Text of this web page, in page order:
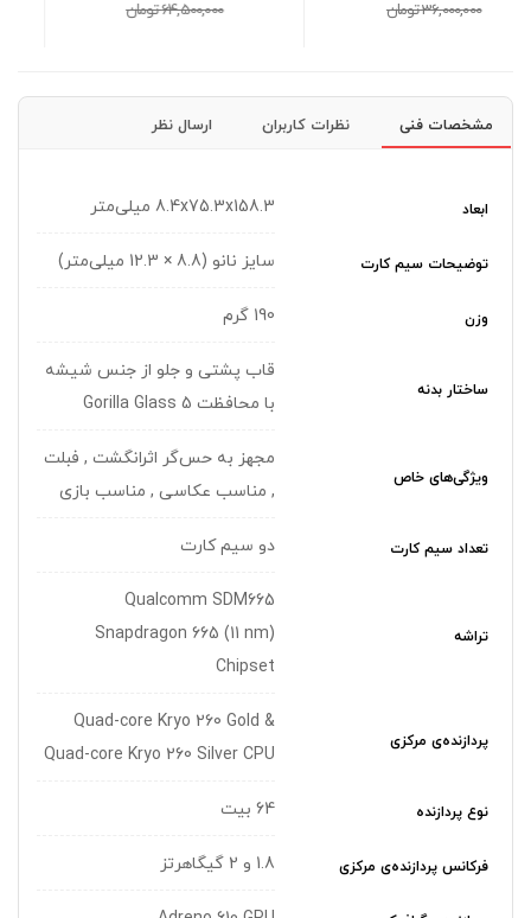
64,500,000 تومان 42,000,000 تومان
مشخصات فنی نظرات کاربران ارسال نظر
ابعاد 8.4x75.3x158.3 میلی‌متر
توضیحات سیم کارت سایز نانو (8.8 × 12.3 میلی‌متر)
وزن 190 گرم
ساختار بدنه
قاب پشتی و جلو از جنس شیشه
با محافظت Gorilla Glass 5
ویژگی‌های خاص
مجهز به حس‌گر اثرانگشت , فبلت
, مناسب عکاسی , مناسب بازی
تعداد سیم کارت دو سیم کارت
تراشه
Qualcomm SDM665
Snapdragon 665 (11 nm)
Chipset
پردازنده‌ی مرکزی
Quad-core Kryo 260 Gold &
Quad-core Kryo 260 Silver CPU
نوع پردازنده 64 بیت
فرکانس پردازنده‌ی مرکزی 1.8 و 2 گیگاهرتز